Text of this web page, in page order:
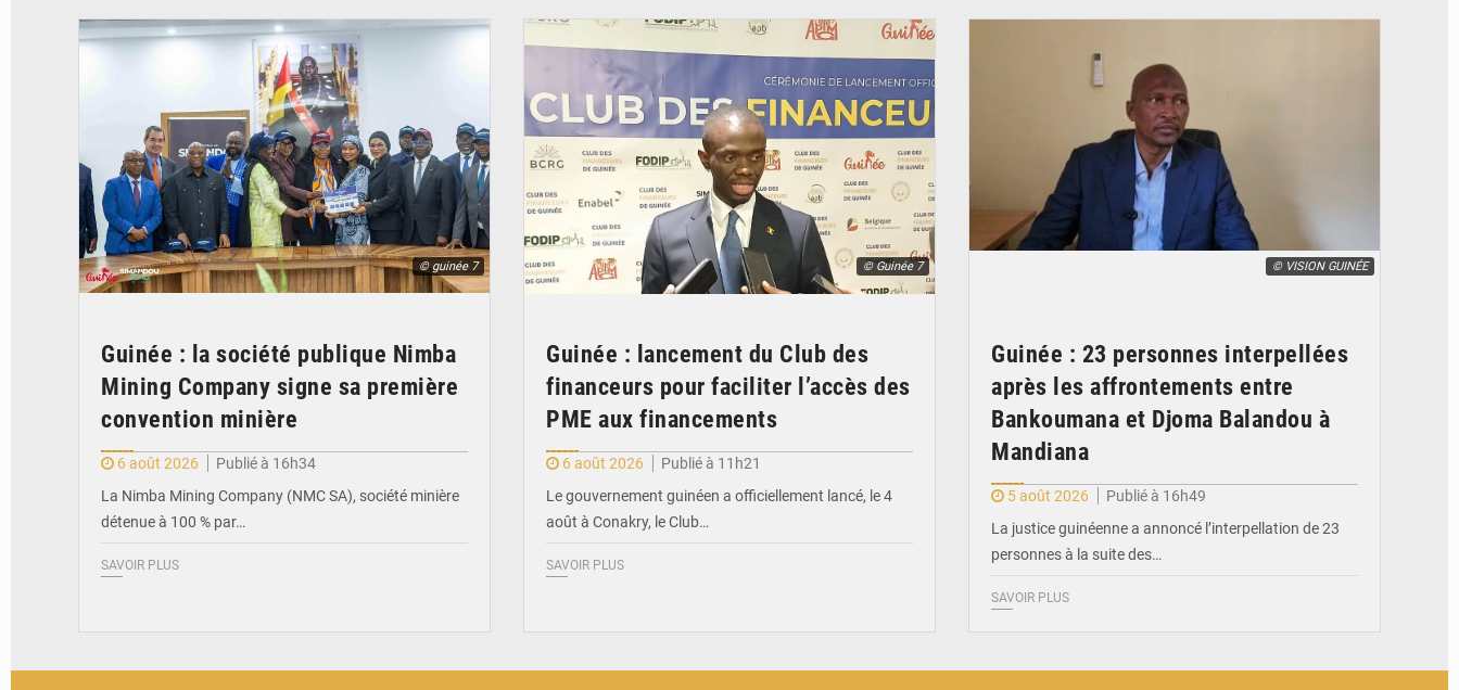
© guinée 7
Guinée : la société publique Nimba
Mining Company signe sa première
convention minière
6 août 2026
Publié à 16h34
La Nimba Mining Company (NMC SA), société minière
détenue à 100 % par…
SAVOIR PLUS
© Guinée 7
Guinée : lancement du Club des
financeurs pour faciliter l’accès des
PME aux financements
6 août 2026
Publié à 11h21
Le gouvernement guinéen a officiellement lancé, le 4
août à Conakry, le Club…
SAVOIR PLUS
© VISION GUINÉE
Guinée : 23 personnes interpellées
après les affrontements entre
Bankoumana et Djoma Balandou à
Mandiana
5 août 2026
Publié à 16h49
La justice guinéenne a annoncé l’interpellation de 23
personnes à la suite des…
SAVOIR PLUS